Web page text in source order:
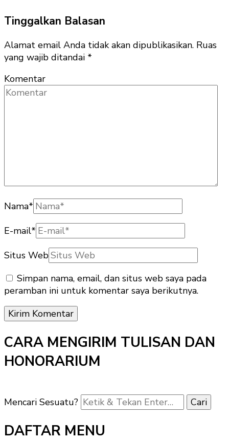
Tinggalkan Balasan
Alamat email Anda tidak akan dipublikasikan. Ruas
yang wajib ditandai *
Komentar
Nama*
E-mail*
Situs Web
Simpan nama, email, dan situs web saya pada
peramban ini untuk komentar saya berikutnya.
CARA MENGIRIM TULISAN DAN
HONORARIUM
Mencari Sesuatu?
DAFTAR MENU